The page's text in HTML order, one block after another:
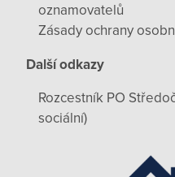
oznamovatelů
Zásady ochrany
Další odkazy
Rozcestník PO
sociální)